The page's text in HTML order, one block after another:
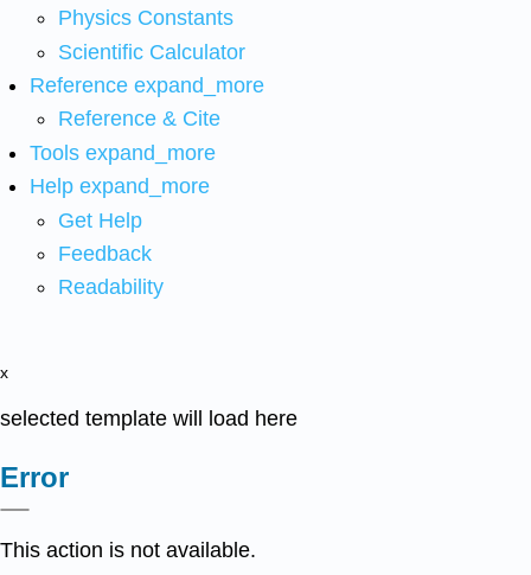
Physics Constants
Scientific Calculator
Reference expand_more
Reference & Cite
Tools expand_more
Help expand_more
Get Help
Feedback
Readability
x
selected template will load here
Error
This action is not available.